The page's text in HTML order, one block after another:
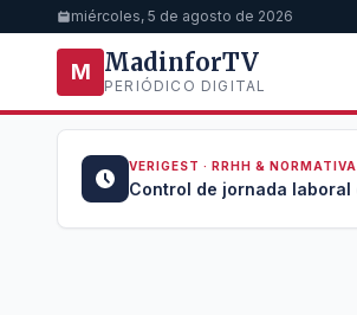
miércoles, 5 de agosto de 2026
M MadinforTV
PERIÓDICO DIGITAL
VERIGEST · RRHH &
Control de jornada